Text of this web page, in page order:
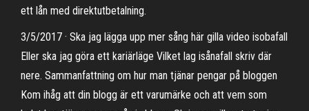
ett lån med direktutbetalning.
3/5/2017 · Ska jag lägga upp mer sång här gilla video isobafall
Eller ska jag göra ett kariärläge Vilket lag isånafall skriv där
nere. Sammanfattning om hur man tjänar pengar på bloggen
Kom ihåg att din blogg är ett varumärke och att vem som